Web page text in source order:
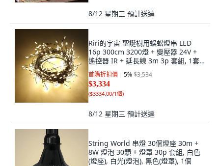
8/12 星期三 預計送達
Riri的宇宙 聖誕樹用蜈蚣燈串 LED
16p 300cm 3200燈 + 變壓器 24V +
遙控器 IR + 延長線 3m 3p 套組, 1套,
混合色
首購折扣價 5%$3,534
$3,334
($3334.00/1個)
8/12 星期三 預計送達
String World 串燈 30個燈座 30m +
8W 燈泡 30顆 + 燈罩 30p 套組, 白色
(燈座), 白光(燈泡), 黑色(燈罩), 1個